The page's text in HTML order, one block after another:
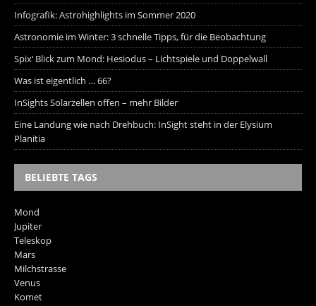
Infografik: Astrohighlights im Sommer 2020
Astronomie im Winter: 3 schnelle Tipps, für die Beobachtung
Spix‘ Blick zum Mond: Hesiodus – Lichtspiele und Doppelwall
Was ist eigentlich … 66?
InSights Solarzellen offen – mehr Bilder
Eine Landung wie nach Drehbuch: InSight steht in der Elysium
Planitia
BELIEBTE TAGS
Mond
Jupiter
Teleskop
Mars
Milchstrasse
Venus
Komet